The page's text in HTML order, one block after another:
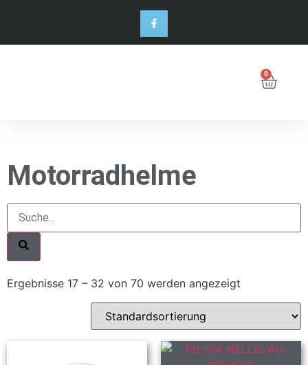
0
Motorradhelme
Ergebnisse 17 – 32 von 70 werden angezeigt